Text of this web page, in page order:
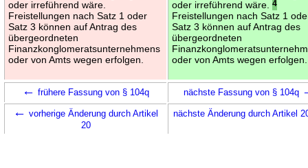
oder irreführend wäre.
Freistellungen nach Satz 1 oder
Satz 3 können auf Antrag des
übergeordneten
Finanzkonglomeratsunternehmens
oder von Amts wegen erfolgen.
oder irreführend wäre.4
Freistellungen nach Satz 1
Satz 3 können auf Antrag des
übergeordneten
oder von Amts wegen erfolgen.
← frühere Fassung von § 104q nächste Fassung von § 104q
← vorherige Änderung durch Artikel
20
nächste Änderung durch Artikel